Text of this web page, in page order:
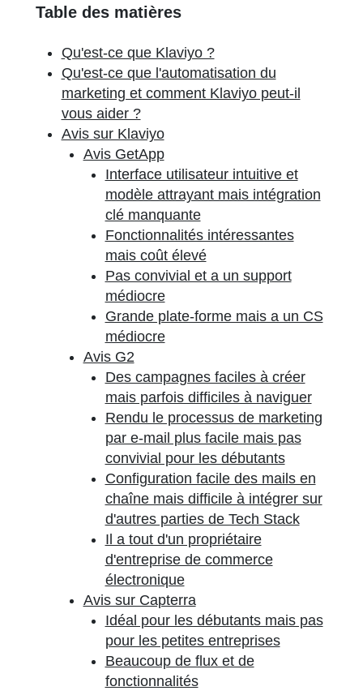
Table des matières
Qu'est-ce que Klaviyo ?
Qu'est-ce que l'automatisation du
marketing et comment Klaviyo peut-il
vous aider ?
Avis sur Klaviyo
Avis GetApp
Interface utilisateur intuitive et
modèle attrayant mais intégration
clé manquante
Fonctionnalités intéressantes
mais coût élevé
Pas convivial et a un support
médiocre
Grande plate-forme mais a un CS
médiocre
Avis G2
Des campagnes faciles à créer
mais parfois difficiles à naviguer
Rendu le processus de marketing
par e-mail plus facile mais pas
convivial pour les débutants
Configuration facile des mails en
chaîne mais difficile à intégrer sur
d'autres parties de Tech Stack
Il a tout d'un propriétaire
d'entreprise de commerce
électronique
Avis sur Capterra
Idéal pour les débutants mais pas
pour les petites entreprises
Beaucoup de flux et de
fonctionnalités